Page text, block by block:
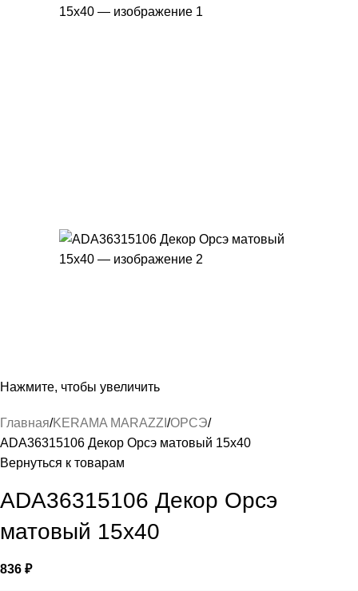
Нажмите, чтобы увеличить
Главная KERAMA MARAZZI ОРСЭ
ADA36315106 Декор Орсэ матовый 15х40
Вернуться к товарам
ADA36315106 Декор Орсэ
матовый 15х40
836 ₽